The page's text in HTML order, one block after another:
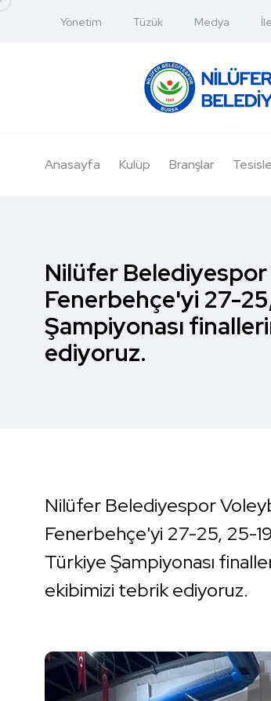
Yönetim Tüzük Medya
Anasayfa Kulüp Branşlar
Nilüfer Belediyespor
Fenerbehçe'yi 27-
Şampiyonası
ediyoruz.
Nilüfer Belediyespor
Fenerbehçe'yi 27-25, 25-
Türkiye Şampiyonası
ekibimizi tebrik ediyoruz.